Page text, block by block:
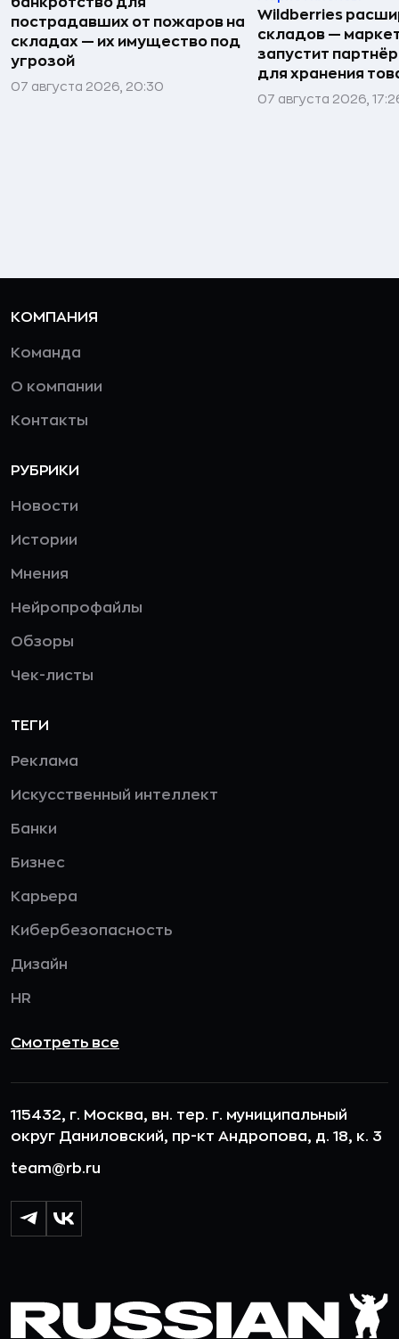
пострадавших от пожаров на
складах — их имущество под
угрозой
07 августа 2026, 20:30
Wildberries
складов —
запустит
для хранения
07 августа 2026,
КОМПАНИЯ
Команда
О компании
Контакты
РУБРИКИ
Новости
Истории
Мнения
Нейропрофайлы
Обзоры
Чек-листы
ТЕГИ
Реклама
Искусственный интеллект
Банки
Бизнес
Карьера
Кибербезопасность
Дизайн
HR
Смотреть все
115432, г. Москва, вн. тер. г. муниципальный
округ Даниловский, пр-кт Андропова, д. 18, к. 3
team@rb.ru